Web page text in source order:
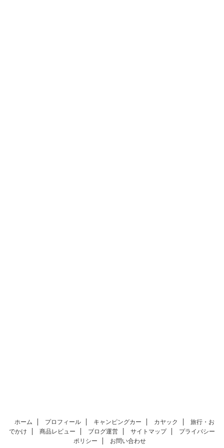
ホーム プロフィール キャンピングカー カヤック
旅行・お
でかけ
商品レビュー ブログ運営 サイトマップ
プライバシー
ポリシー
お問い合わせ